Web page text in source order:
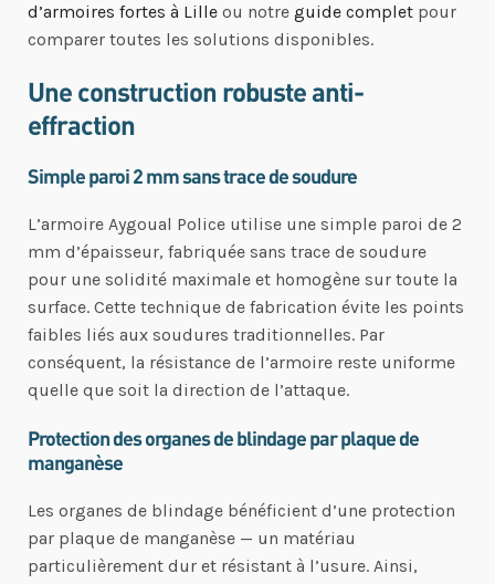
d’armoires fortes à Lille ou notre guide complet pour
comparer toutes les solutions disponibles.
Une construction robuste anti-
effraction
Simple paroi 2 mm sans trace de soudure
L’armoire Aygoual Police utilise une simple paroi de 2
mm d’épaisseur, fabriquée sans trace de soudure
pour une solidité maximale et homogène sur toute la
surface. Cette technique de fabrication évite les points
faibles liés aux soudures traditionnelles. Par
conséquent, la résistance de l’armoire reste uniforme
quelle que soit la direction de l’attaque.
Protection des organes de blindage par plaque de
manganèse
Les organes de blindage bénéficient d’une protection
par plaque de manganèse — un matériau
particulièrement dur et résistant à l’usure. Ainsi,